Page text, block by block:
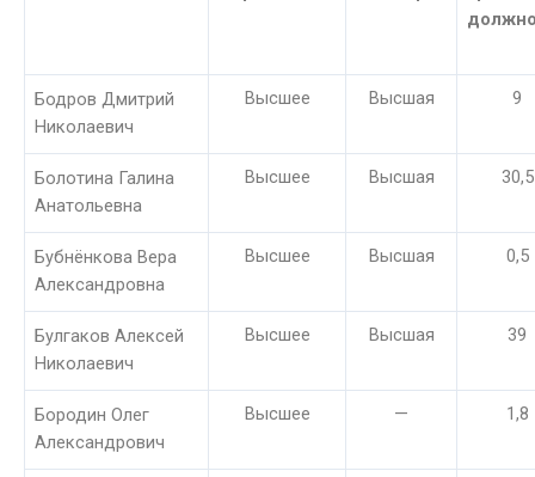
Бодров Дмитрий
Николаевич
Высшее Высшая 9
Болотина Галина
Анатольевна
Высшее Высшая 30,5
Бубнёнкова Вера
Александровна
Высшее Высшая 0,5
Булгаков Алексей
Николаевич
Высшее Высшая 39
Бородин Олег
Александрович
Высшее — 1,8